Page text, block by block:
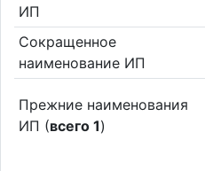
ИП
Сокращенное
наименование ИП
Прежние наименования
ИП (всего 1)